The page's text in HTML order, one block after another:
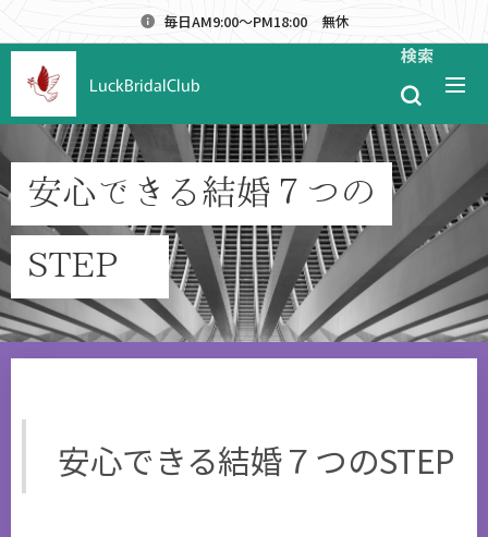
毎日AM9:00～PM18:00 無休
LuckBridalClub
検索
安心できる結婚７つの
STEP
安心できる結婚７つのSTEP